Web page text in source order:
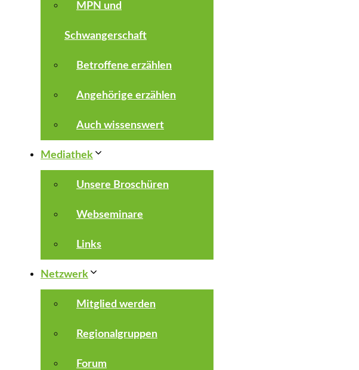
MPN und
Schwangerschaft
Betroffene erzählen
Angehörige erzählen
Auch wissenswert
Mediathek
Unsere Broschüren
Webseminare
Links
Netzwerk
Mitglied werden
Regionalgruppen
Forum